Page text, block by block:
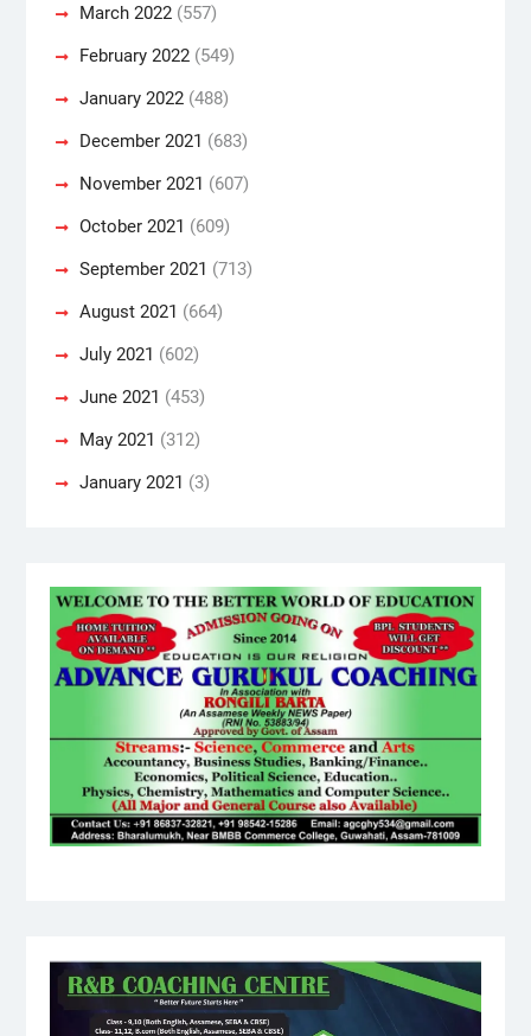
March 2022(557)
February 2022(549)
January 2022(488)
December 2021 (683)
November 2021 (607)
October 2021 (609)
September 2021 (713)
August 2021 (664)
July 2021 (602)
June 2021 (453)
May 2021 (312)
January 2021 (3)